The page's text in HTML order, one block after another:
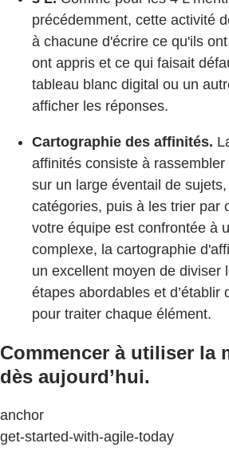
précédemment, cette activité
à chacune d'écrire ce qu'ils
ont appris et ce qui faisait
tableau blanc digital ou un
afficher les réponses.
Cartographie des affinités.
affinités consiste à
sur un large éventail de
catégories, puis à les trier par
votre équipe est confrontée à
complexe, la cartographie
un excellent moyen de diviser
étapes abordables et d’établir
pour traiter chaque élément.
Commencer à utiliser la
dès aujourd’hui.
anchor
get-started-with-agile-today